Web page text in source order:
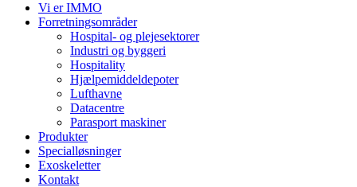
Vi er IMMO
Forretningsområder
Hospital- og plejesektorer
Industri og byggeri
Hospitality
Hjælpemiddeldepoter
Lufthavne
Datacentre
Parasport maskiner
Produkter
Specialløsninger
Exoskeletter
Kontakt